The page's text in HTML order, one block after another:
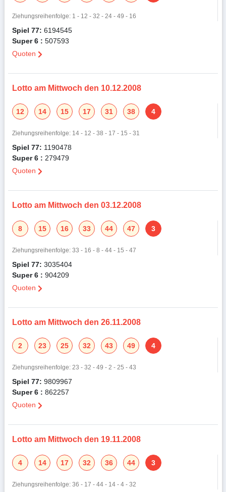
Ziehungsreihenfolge: 1 - 12 - 32 - 24 - 49 - 16
Spiel 77: 6194545
Super 6 : 507593
Quoten
Lotto am Mittwoch den 10.12.2008
12 14 15 17 31 38 4
Ziehungsreihenfolge: 14 - 12 - 38 - 17 - 15 - 31
Spiel 77: 1190478
Super 6 : 279479
Quoten
Lotto am Mittwoch den 03.12.2008
8 15 16 33 44 47 3
Ziehungsreihenfolge: 33 - 16 - 8 - 44 - 15 - 47
Spiel 77: 3035404
Super 6 : 904209
Quoten
Lotto am Mittwoch den 26.11.2008
2 23 25 32 43 49 4
Ziehungsreihenfolge: 23 - 32 - 49 - 2 - 25 - 43
Spiel 77: 9809967
Super 6 : 862257
Quoten
Lotto am Mittwoch den 19.11.2008
4 14 17 32 36 44 3
Ziehungsreihenfolge: 36 - 17 - 44 - 14 - 4 - 32